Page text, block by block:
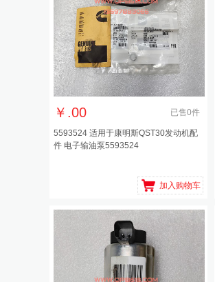
￥ .00 已售0件
5593524 适用于康明斯QST30发动机配
件 电子输油泵5593524
加入购物车